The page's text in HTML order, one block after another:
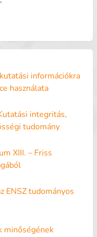
információkra
használata
integritás,
tudomány
XIII. – Friss
ENSZ tudományos
minőségének